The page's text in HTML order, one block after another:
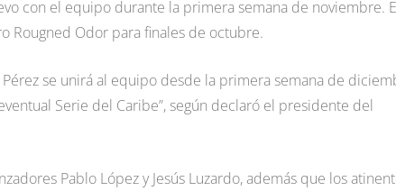
con el equipo durante la primera semana de noviembre.
Rougned Odor para finales de octubre.
se unirá al equipo desde la primera semana de
Serie del Caribe”, según declaró el presidente del
Pablo López y Jesús Luzardo, además que los